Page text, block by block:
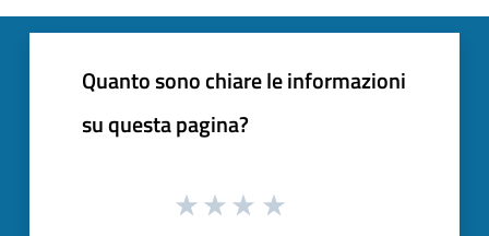
Quanto sono chiare le informazioni
su questa pagina?